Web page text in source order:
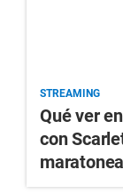
STREAMING
Qué ver
con